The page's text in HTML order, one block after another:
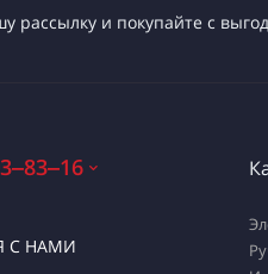
рассылку и покупайте с
С НАМИ